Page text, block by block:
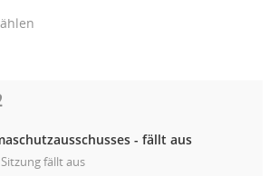
- fällt aus
Sitzung fällt aus